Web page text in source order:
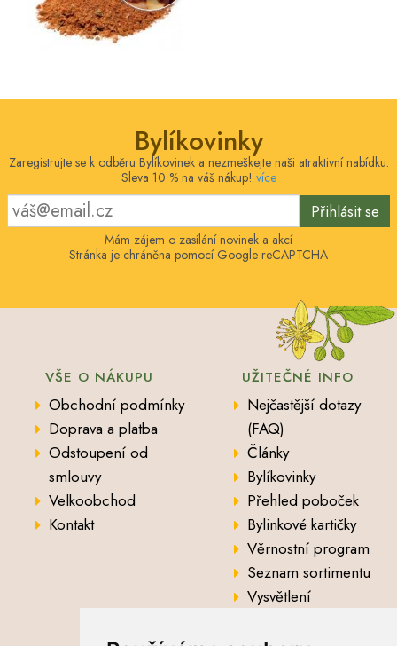
Bylíkovinky
Zaregistrujte se k odběru Bylíkovinek a nezmeškejte naši atraktivní nabídku.
Sleva 10 % na váš nákup! více
Přihlásit se
Mám zájem o zasílání novinek a akcí
Stránka je chráněna pomocí Google reCAPTCHA
VŠE O NÁKUPU
Obchodní podmínky
Doprava a platba
Odstoupení od
smlouvy
Velkoobchod
Kontakt
UŽITEČNÉ INFO
Nejčastější dotazy
(FAQ)
Články
Bylíkovinky
Přehled poboček
Bylinkové kartičky
Věrnostní program
Seznam sortimentu
Vysvětlení